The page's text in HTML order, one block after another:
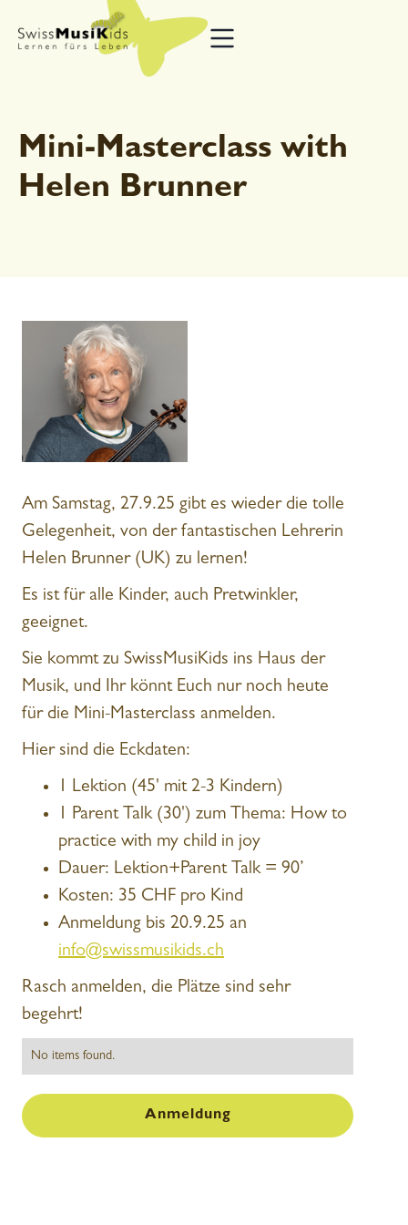
Mini-Masterclass with
Helen Brunner
Am Samstag, 27.9.25 gibt es wieder die tolle
Gelegenheit, von der fantastischen Lehrerin
Helen Brunner (UK) zu lernen!
Es ist für alle Kinder, auch Pretwinkler,
geeignet.
Sie kommt zu SwissMusiKids ins Haus der
Musik, und Ihr könnt Euch nur noch heute
für die Mini-Masterclass anmelden.
Hier sind die Eckdaten:
1 Lektion (45' mit 2-3 Kindern)
1 Parent Talk (30') zum Thema: How to
practice with my child in joy
Dauer: Lektion+Parent Talk = 90’
Kosten: 35 CHF pro Kind
Anmeldung bis 20.9.25 an
info@swissmusikids.ch
Rasch anmelden, die Plätze sind sehr
begehrt!
No items found.
Anmeldung